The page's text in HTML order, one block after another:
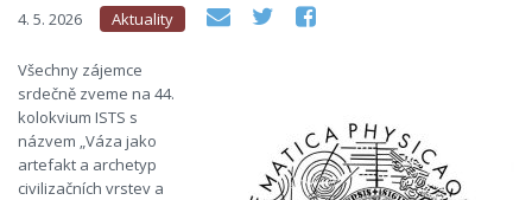
4. 5. 2026 Aktuality
Všechny zájemce
srdečně zveme na 44.
kolokvium ISTS s
názvem „Váza jako
artefakt a archetyp
civilizačních vrstev a